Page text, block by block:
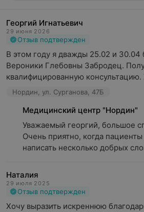
Георгий Игнатьевич
29 июня 2026
Отзыв подтвержден
В этом году я дважды 25.02 и
Вероники Глебовны Забродец.
квалифицированную консультацию.
Нордин, ул. Сурганова, 47Б
Медицинский центр "Нордин"
Уважаемый георгий, большое
Очень приятно, когда
написать несколько добрых
Наталия
29 июля 2025
Отзыв подтвержден
Хочу выразить искреннюю